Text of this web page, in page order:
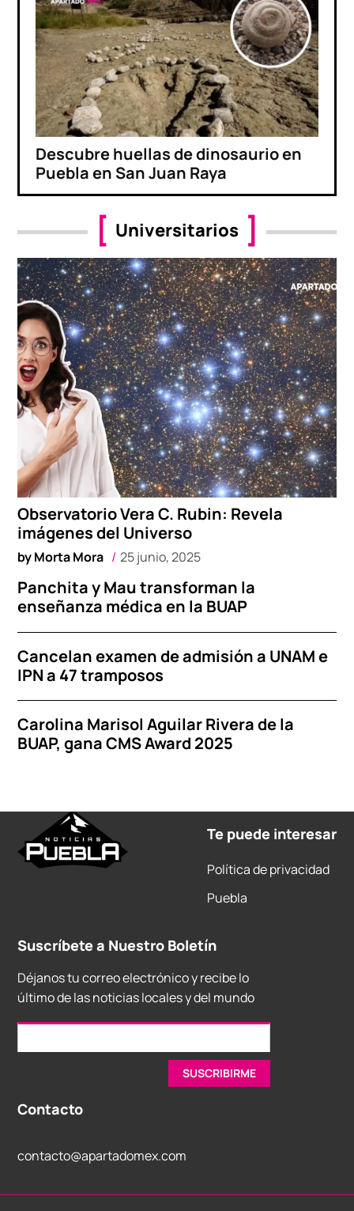
Descubre huellas de dinosaurio en
Puebla en San Juan Raya
Universitarios
Observatorio Vera C. Rubin: Revela
imágenes del Universo
byMorta Mora 25 junio, 2025
Panchita y Mau transforman la
enseñanza médica en la BUAP
Cancelan examen de admisión a UNAM e
IPN a 47 tramposos
Carolina Marisol Aguilar Rivera de la
BUAP, gana CMS Award 2025
Te puede interesar
Política de privacidad
Puebla
Suscríbete a Nuestro Boletín
Déjanos tu correo electrónico y recibe lo
último de las noticias locales y del mundo
Contacto
contacto@apartadomex.com